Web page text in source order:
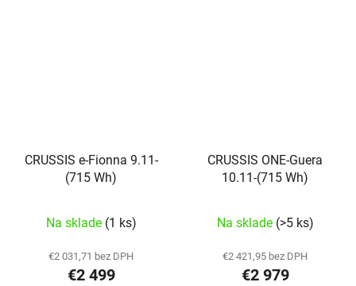
CRUSSIS e-Fionna 9.11-
(715 Wh)
Na sklade (1 ks)
€2 031,71 bez DPH
€2 499
CRUSSIS ONE-Guera
10.11-(715 Wh)
Na sklade (>5 ks)
€2 421,95 bez DPH
€2 979